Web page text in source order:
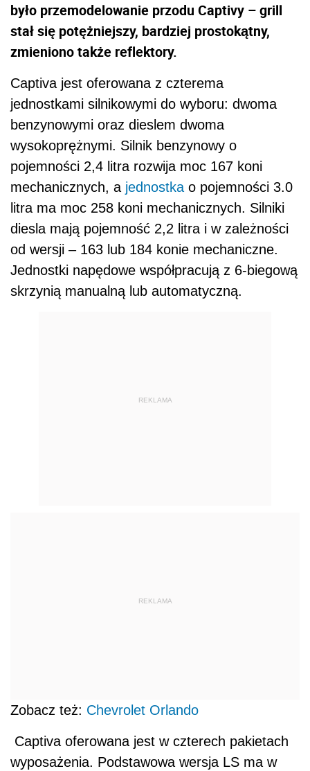
było przemodelowanie przodu Captivy – grill
stał się potężniejszy, bardziej prostokątny,
zmieniono także reflektory.
Captiva jest oferowana z czterema
jednostkami silnikowymi do wyboru: dwoma
benzynowymi oraz dieslem dwoma
wysokoprężnymi. Silnik benzynowy o
pojemności 2,4 litra rozwija moc 167 koni
mechanicznych, a jednostka o pojemności 3.0
litra ma moc 258 koni mechanicznych. Silniki
diesla mają pojemność 2,2 litra i w zależności
od wersji – 163 lub 184 konie mechaniczne.
Jednostki napędowe współpracują z 6-biegową
skrzynią manualną lub automatyczną.
REKLAMA
REKLAMA
Zobacz też: Chevrolet Orlando
Captiva oferowana jest w czterech pakietach
wyposażenia. Podstawowa wersja LS ma w